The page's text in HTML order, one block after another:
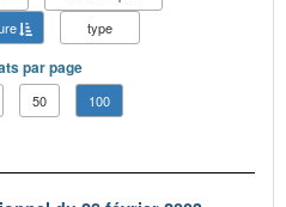
type
par page
50 100